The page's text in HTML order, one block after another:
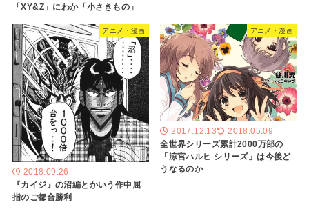
「XY&Z」にわか「小さきもの」
アニメ・漫画
2018.09.26
『カイジ』の沼編とかいう作中屈
指のご都合勝利
アニメ・漫画
2017.12.13 2018.05.09
全世界シリーズ累計2000万部の
「涼宮ハルヒ シリーズ」は今後ど
うなるのか